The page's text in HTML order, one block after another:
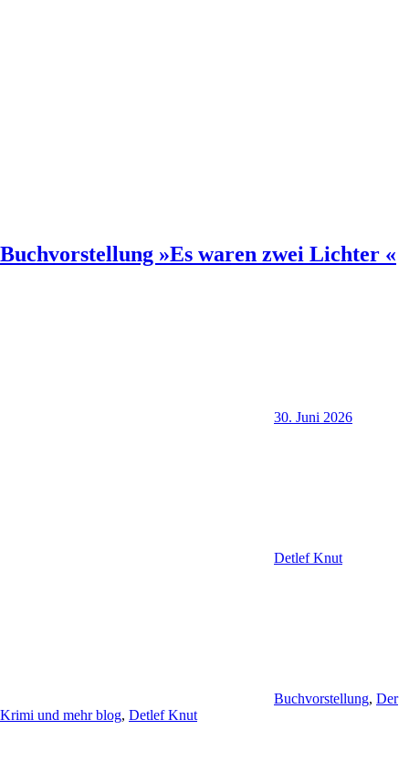
Buchvorstellung »Es waren zwei Lichter «
30. Juni 2026
Detlef Knut
Buchvorstellung, Der
Krimi und mehr blog, Detlef Knut